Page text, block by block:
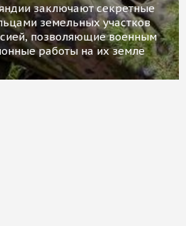
заключают секретные
земельных участков
позволяющие военным
работы на их земле